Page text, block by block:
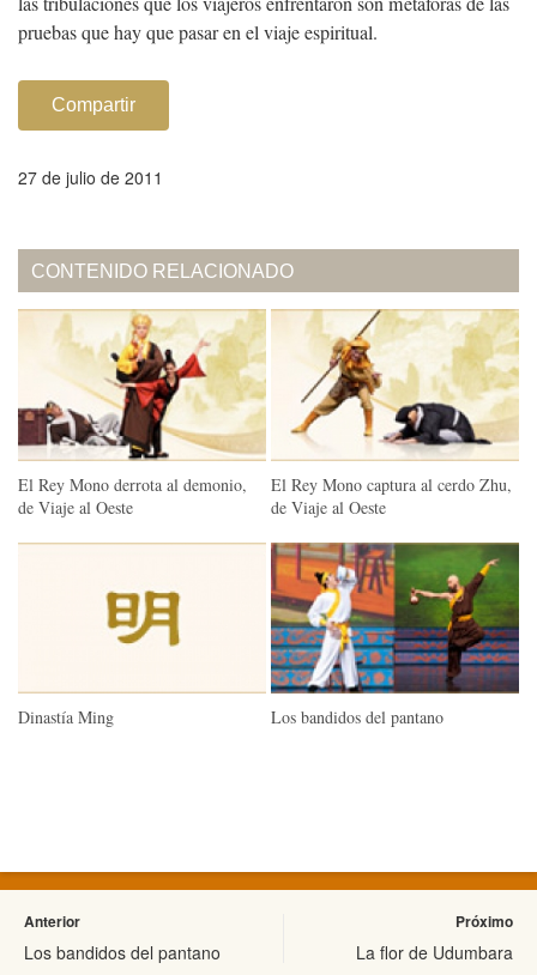
pruebas que hay que pasar en el viaje espiritual.
Compartir
27 de julio de 2011
CONTENIDO RELACIONADO
El Rey Mono derrota al demonio,
de Viaje al Oeste
El Rey Mono captura al cerdo Zhu,
de Viaje al Oeste
Dinastía Ming Los bandidos del pantano
Anterior
Los bandidos del pantano
Próximo
La flor de Udumbara